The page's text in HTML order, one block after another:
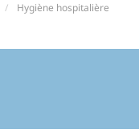
Hygiène hospitalière